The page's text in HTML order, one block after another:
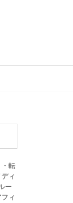
転
ィ
ー
ィ